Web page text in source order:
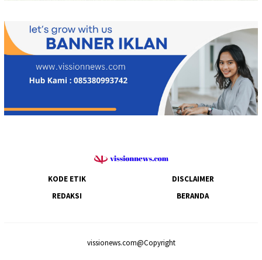
KODE ETIK
DISCLAIMER
REDAKSI
BERANDA
vissionews.com@Copyright